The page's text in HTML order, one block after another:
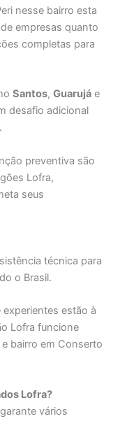
nesse bairro esta
empresas quanto
completas para
Santos,Guarujá e
desafio adicional
preventiva são
Lofra,
seus
técnica para
o Brasil.
estão à
Lofra funcione
bairro em Conserto
Lofra?
vários